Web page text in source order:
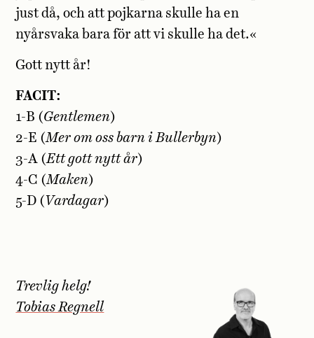
just då, och att pojkarna skulle ha en
nyårsvaka bara för att vi skulle ha det.«
Gott nytt år!
FACIT:
1-B (Gentlemen)
2-E (Mer om oss barn i Bullerbyn)
3-A (Ett gott nytt år)
4-C (Maken)
5-D ( Vardagar)
Trevlig helg!
Tobias Regnell